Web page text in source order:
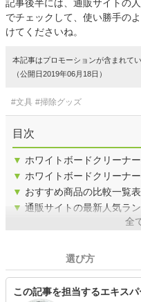
記事後半には、通販サイトの
でチェックして、使い勝手の
けてくださいね。
本記事はプロモーションが含まれて
（公開日2019年06月18日）
#文具 #掃除グッズ
目次
▼ ホワイトボードクリーナ
▼ ホワイトボードクリーナ
▼ おすすめ商品の比較一覧表
▼ 通販サイトの最新人気ラ
全
選び方
この記事を担当するエキスパ